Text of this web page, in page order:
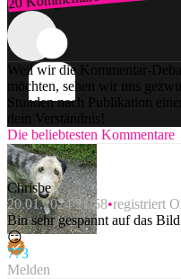
Weil wir die Kommentar-
möchten, sehen wir uns
Stunden nach Publikation
dein Verständnis!
Die beliebtesten Kommentare
Chrisbe
20.01.2024 21:58 registriert
Bin sehr gespannt auf das
😏
773
Melden